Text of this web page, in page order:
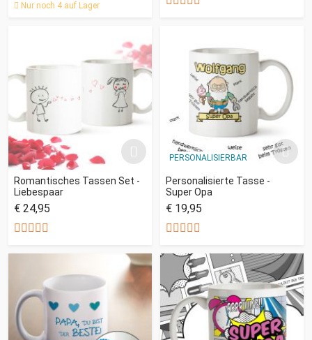
Nur noch 4 auf Lager
Romantisches Tassen Set -
Liebespaar
€ 24,95
PERSONALISIERBAR
Personalisierte Tasse -
Super Opa
€ 19,95